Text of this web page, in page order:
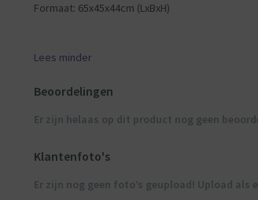
Formaat: 65x45x44cm (LxBxH)
Lees minder
Beoordelingen
Er zijn helaas op dit product nog geen
Klantenfoto's
Er zijn nog geen foto’s geupload! Upload als